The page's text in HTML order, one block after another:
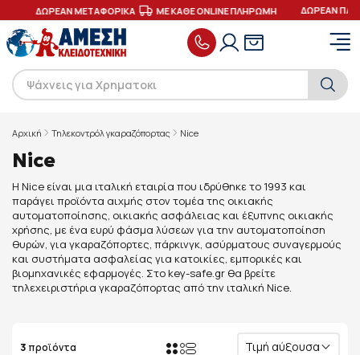
ΔΩΡΕΑΝ ΜΕΤΑΦΟΡΙΚΑ ΜΕ ΚΑΘΕ ONLINE ΠΛΗΡΩΜΗ ΔΩΡΕΑΝ
Αρχική Τηλεκοντρόλ γκαραζόπορτας Nice
Nice
Η Nice είναι μια ιταλική εταιρία που ιδρύθηκε το 1993 και
παράγει προϊόντα αιχμής στον τομέα της οικιακής
αυτοματοποίησης, οικιακής ασφάλειας και έξυπνης οικιακής
χρήσης, με ένα ευρύ φάσμα λύσεων για την αυτοματοποίηση
θυρών, για γκαραζόπορτες, πάρκινγκ, ασύρματους συναγερμούς
και συστήματα ασφαλείας για κατοικίες, εμπορικές και
βιομηχανικές εφαρμογές. Στο key-safe.gr θα βρείτε
τηλεχειριστήρια γκαραζόπορτας από την ιταλική Nice.
3 προϊόντα Τιμή αύξουσα